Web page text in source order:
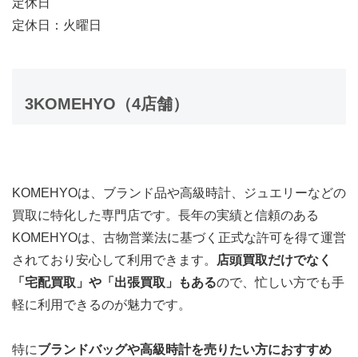
定休日：火曜日
3KOMEHYO （4店舗）
KOMEHYOは、ブランド品や高級時計、ジュエリーなどの
買取に特化した専門店です。長年の実績と信頼のある
KOMEHYOは、古物営業法に基づく正式な許可を得て運営
されており安心して利用できます。
店頭買取だけでなく
「宅配買取」や「出張買取」もあるので、忙しい方でも手
軽に利用できるのが魅力です。
特にブランドバッグや高級時計を売りたい方におすすめ